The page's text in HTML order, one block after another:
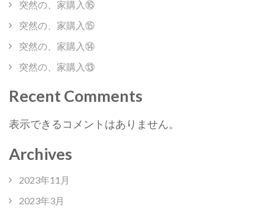
突然の、家購入⑯
突然の、家購入⑮
突然の、家購入⑭
突然の、家購入⑬
Recent Comments
表示できるコメントはありません。
Archives
2023年11月
2023年3月